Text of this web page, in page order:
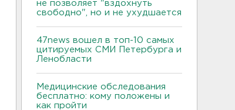
не позволяет "вздохнуть
свободно", но и не ухудшается
47news вошел в топ-10 самых
цитируемых СМИ Петербурга и
Ленобласти
Медицинские обследования
бесплатно: кому положены и
как пройти